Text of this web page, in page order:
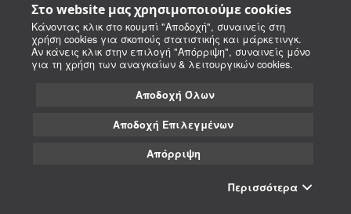
Στο website μας χρησιμοποιούμε cookies
Κάνοντας κλικ στο κουμπί "Αποδοχή", συναινείς στη
χρήση cookies για σκοπούς στατιστικής και μάρκετινγκ.
Αν κάνεις κλικ στην επιλογή "Απόρριψη", συναινείς μόνο
για τη χρήση των αναγκαίων & λειτουργικών cookies.
Αποδοχή Όλων
Αποδοχή Επιλεγμένων
Απόρριψη
Περισσότερα